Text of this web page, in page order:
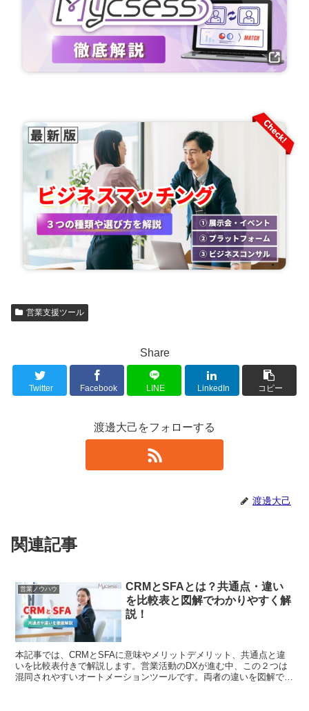
営業支援ツール
Share
Twitter Facebook LINE LinkedIn コピー
渡邊大己をフォローする
渡邊大己
関連記事
営業ノウハウ
CRMとSFAとは？共通点・違い
を比較表と図解でわかりやすく解
説！
本記事では、CRMとSFAに意味やメリットデメリット、共通点と違
いを比較表付きで解説します。営業活動のDXが進む中、この２つは
混同されやすいオートメーションツールです。両者の違いを図解で解